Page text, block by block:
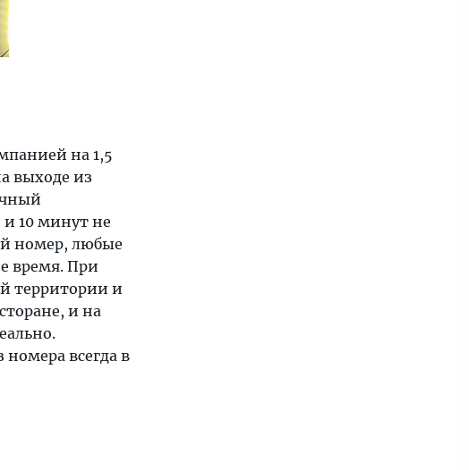
на 1,5
выходе из
10 минут не
номер, любые
время. При
территории и
и на
всегда в